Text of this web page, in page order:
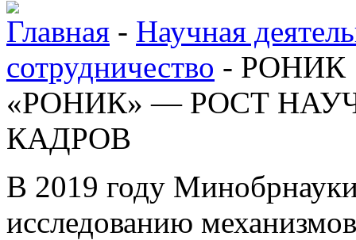
Главная - Научная
сотрудничество - РОНИК
«РОНИК» — РОСТ
КАДРОВ
В 2019 году
исследованию